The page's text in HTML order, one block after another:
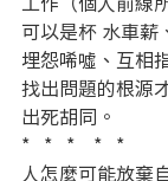
可以是杯 水車
埋怨唏噓、互相
找出問題的根源
出死胡同。
*   *   *    *   *
人怎麼可能放棄